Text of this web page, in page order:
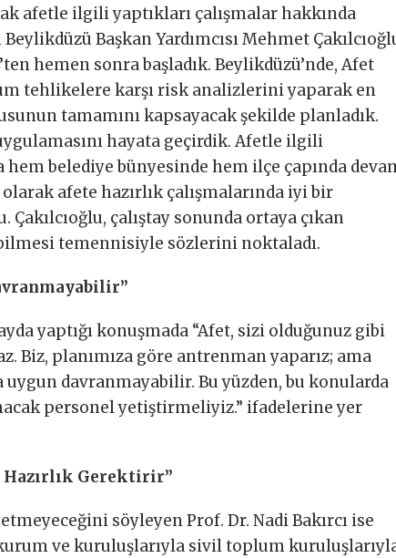
afetle ilgili yaptıkları çalışmalar hakkında
Başkan Yardımcısı Mehmet
hemen sonra başladık. Beylikdüzü’nde, Afet
tehlikelere karşı risk analizlerini yaparak en
tamamını kapsayacak şekilde planladık.
hayata geçirdik. Afetle ilgili
hem belediye bünyesinde hem ilçe çapında
afete hazırlık çalışmalarında iyi bir
Çakılcıoğlu, çalıştay sonunda ortaya çıkan
temennisiyle sözlerini noktaladı.
yaptığı konuşmada “Afet, sizi olduğunuz gibi
Biz, planımıza göre antrenman yaparız; ama
uygun davranmayabilir. Bu yüzden, bu konularda
personel yetiştirmeliyiz.” ifadelerine yer
Hazırlık Gerektirir”
söyleyen Prof. Dr. Nadi Bakırcı ise
ve kuruluşlarıyla sivil toplum